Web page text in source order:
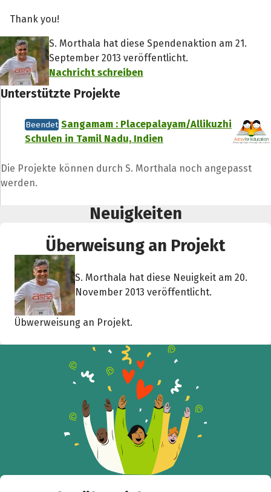
Thank you!
S. Morthala hat diese Spendenaktion am 21.
September 2013 veröffentlicht.
Nachricht schreiben
Unterstützte Projekte
Beendet Sangamam : Placepalayam/Allikuzhi
Schulen in Tamil Nadu, Indien
Die Projekte können durch S. Morthala noch angepasst
werden.
Neuigkeiten
Überweisung an Projekt
S. Morthala hat diese Neuigkeit am 20.
November 2013 veröffentlicht.
Übwerweisung an Projekt.